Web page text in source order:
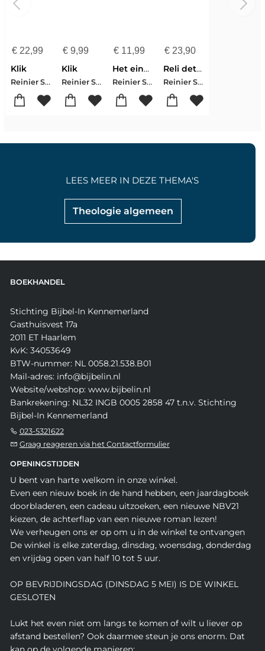
€22,99
Klik
Reinier Sonneveld
€9,99
Klik
Reinier Sonneveld
€ 11,99
Het einde van de hel
Reinier Sonneveld
€ 23,90
Reli detox
Reinier Sonneveld
Theologie algemeen
LEES MEER IN DEZE THEMA'S
BOEKHANDEL
Stichting Bijbel-In Kennemerland
Gasthuisvest 17a
2011 ET Haarlem
KvK: 34053649
BTW-nummer: NL 0058.21.538.B01
Mail-adres: info@bijbelin.nl
Website/webshop: www.bijbelin.nl
Bankrekening: NL32 INGB 0005 2858 47 t.n.v. Stichting
Bijbel-In Kennemerland
023-5321622
Graag reageren via het Contactformulier
OPENINGSTIJDEN
U bent van harte welkom in onze winkel.
Even een nieuw boek in de hand hebben, een jaardagboek
doorbladeren, een cadeau uitzoeken, een nieuwe NBV21
kiezen, de achterflap van een nieuwe roman lezen!
We verheugen ons er op om u in de winkel te ontvangen
De winkel is elke zaterdag, dinsdag, woensdag, donderdag
en vrijdag open van half 10 tot 5 uur.
OP BEVRIJDINGSDAG (DINSDAG 5 MEI) IS DE WINKEL
GESLOTEN
Lukt het even niet om langs te komen of wilt u liever op
afstand bestellen? Ook daarmee steun je ons enorm. Dat